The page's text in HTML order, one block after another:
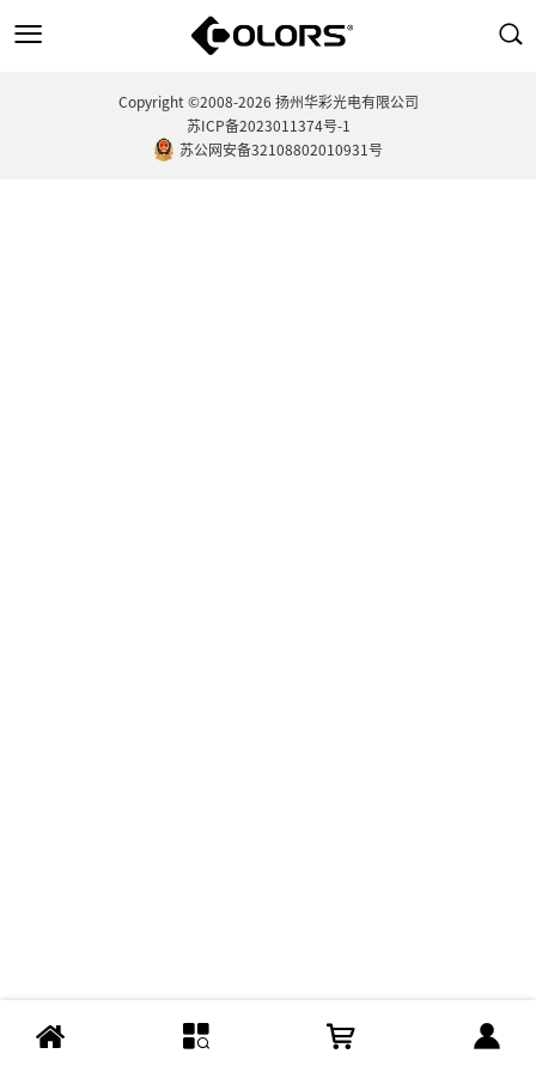
Copyright ©2008-2026 扬州华彩光电有限公司
苏ICP备2023011374号-1
苏公网安备32108802010931号